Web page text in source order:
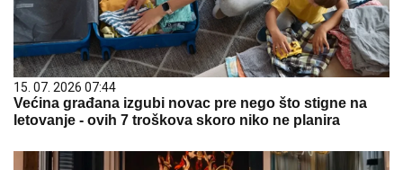
15. 07. 2026 07:44
Većina građana izgubi novac pre nego što stigne na
letovanje - ovih 7 troškova skoro niko ne planira